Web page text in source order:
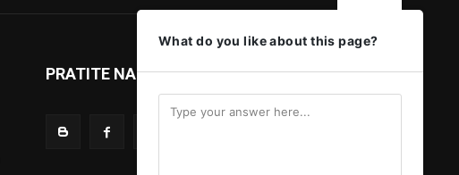
PRATITE NAS
What do you like about this page?